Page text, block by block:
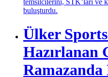
geniş katılımlı iftar
temsilcilerini, STK’ları ve
buluşturdu.
Ülker